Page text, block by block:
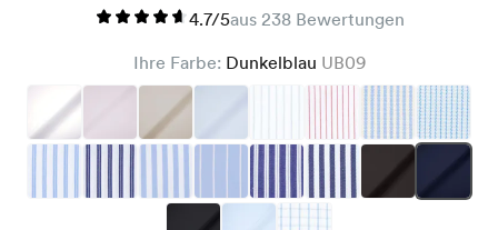
4.7/5aus 238 Bewertungen
Ihre Farbe: Dunkelblau UB09